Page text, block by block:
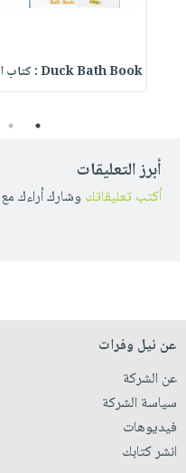
Duck Bath Book : كتاب ا
1
2
أبرز التعليقات
أكتب تعليقاتك وشارك أراءك
عن نيل وفرات
عن الشركة
سياسة الشركة
فيديوهات
انشر كتابك